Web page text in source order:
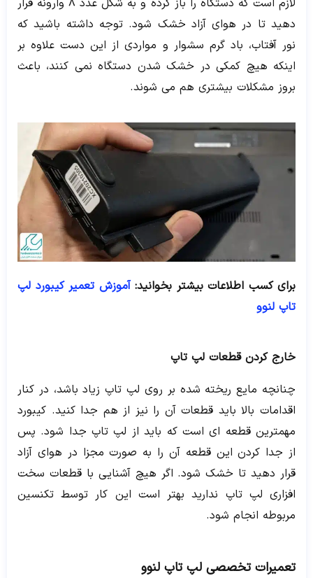
لازم است که دستگاه را باز کرده و به شکل عدد 8 وارونه قرار
دهید تا در هوای آزاد خشک شود. توجه داشته باشید که
نور آفتاب، باد گرم سشوار و مواردی از این دست علاوه بر
اینکه هیچ کمکی در خشک شدن دستگاه نمی کنند، باعث
بروز مشکلات بیشتری هم می شوند.
برای کسب اطلاعات بیشتر بخوانید:آموزش تعمیر کیبورد لپ
تاپ لنوو
خارج کردن قطعات لپ تاپ
چنانچه مایع ریخته شده بر روی لپ تاپ زیاد باشد، در کنار
اقدامات بالا باید قطعات آن را نیز از هم جدا کنید. کیبورد
مهمترین قطعه ای است که باید از لپ تاپ جدا شود. پس
از جدا کردن این قطعه آن را به صورت مجزا در هوای آزاد
قرار دهید تا خشک شود. اگر هیچ آشنایی با قطعات سخت
افزاری لپ تاپ ندارید بهتر است این کار توسط تکنسین
مربوطه انجام شود.
تعمیرات تخصصی لپ تاپ لنوو